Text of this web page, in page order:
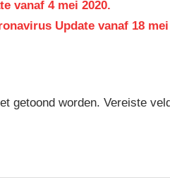
vanaf 4 mei 2020.
Update vanaf 18
getoond worden. Vereiste